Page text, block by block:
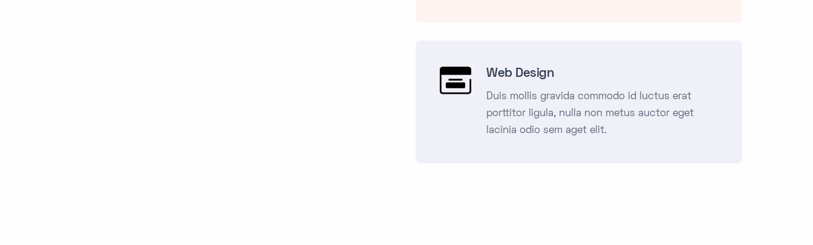
Web Design
Duis mollis gravida commodo id luctus erat
porttitor ligula, nulla non metus auctor eget
lacinia odio sem aget elit.